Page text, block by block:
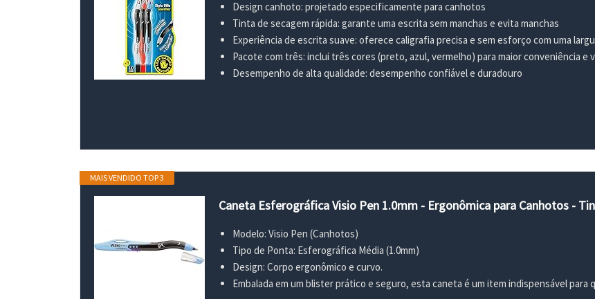
Design canhoto: projetado especificamente para canhotos
Tinta de secagem rápida: garante uma escrita sem manchas e evita manchas
Experiência de escrita suave: oferece caligrafia precisa e sem esforço com uma
Pacote com três: inclui três cores (preto, azul, vermelho) para maior conveniência e
Desempenho de alta qualidade: desempenho confiável e duradouro
MAIS VENDIDO TOP 3
Caneta Esferográfica Visio Pen 1.0mm - Ergonômica para Canhotos -
Modelo: Visio Pen (Canhotos)
Tipo de Ponta: Esferográfica Média (1.0mm)
Design: Corpo ergonômico e curvo.
Embalada em um blister prático e seguro, esta caneta é um item indispensável para